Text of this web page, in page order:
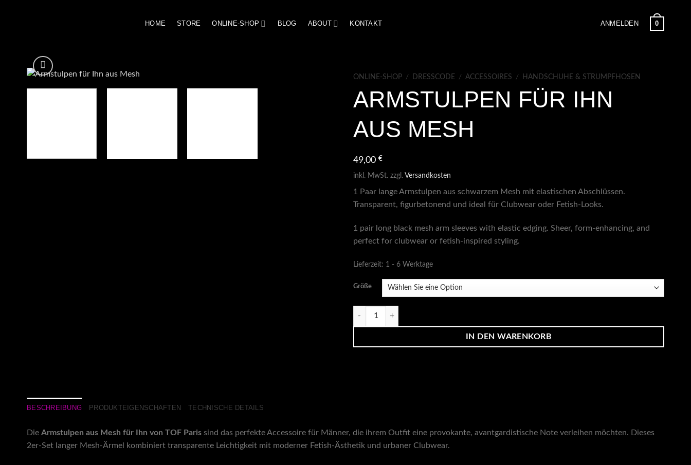
HOME STORE ONLINE-SHOP BLOG ABOUT KONTAKT ANMELDEN 0
ONLINE-SHOP / DRESSCODE / ACCESSOIRES / HANDSCHUHE & STRUMPFHOSEN
ARMSTULPEN FÜR IHN
AUS MESH
49,00 €
inkl. MwSt. zzgl. Versandkosten
1 Paar lange Armstulpen aus schwarzem Mesh mit elastischen Abschlüssen.
Transparent, figurbetonend und ideal für Clubwear oder Fetish-Looks.
1 pair long black mesh arm sleeves with elastic edging. Sheer, form-enhancing, and
perfect for clubwear or fetish-inspired styling.
Lieferzeit: 1 - 6 Werktage
Größe
Armstulpen für Ihn aus Mesh Menge
IN DEN WARENKORB
BESCHREIBUNG PRODUKTEIGENSCHAFTEN TECHNISCHE DETAILS
Die Armstulpen aus Mesh für Ihn von TOF Paris sind das perfekte Accessoire für Männer, die ihrem Outfit eine provokante, avantgardistische Note verleihen möchten. Dieses
2er-Set langer Mesh-Ärmel kombiniert transparente Leichtigkeit mit moderner Fetish-Ästhetik und urbaner Clubwear.